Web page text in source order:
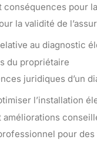
conséquences pour
la validité de
au diagnostic
du propriétaire
juridiques d’un
l’installation
améliorations
pour